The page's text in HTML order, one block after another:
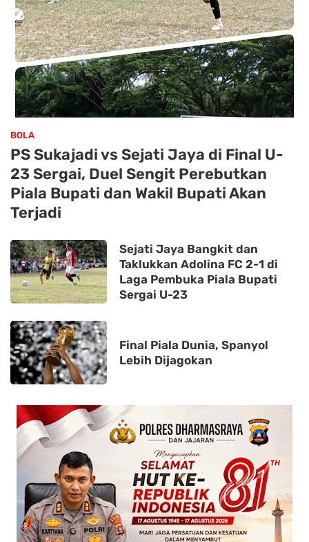
BOLA
PS Sukajadi vs Sejati Jaya di Final U-
23 Sergai, Duel Sengit Perebutkan
Piala Bupati dan Wakil Bupati Akan
Terjadi
Sejati Jaya Bangkit dan
Taklukkan Adolina FC 2-1 di
Laga Pembuka Piala Bupati
Sergai U-23
Final Piala Dunia, Spanyol
Lebih Dijagokan